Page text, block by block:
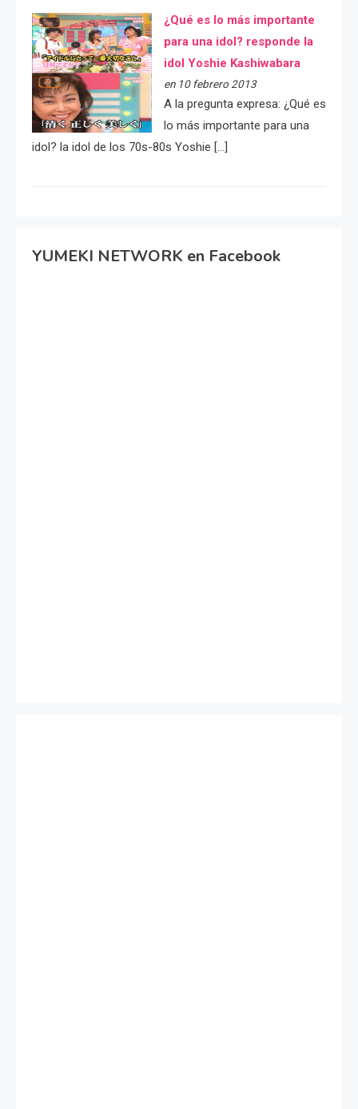
¿Qué es lo más importante
para una idol? responde la
idol Yoshie Kashiwabara
en 10 febrero 2013
A la pregunta expresa: ¿Qué es
lo más importante para una
idol? la idol de los 70s-80s Yoshie […]
YUMEKI NETWORK en Facebook